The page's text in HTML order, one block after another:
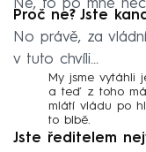
Ne, to po mně
Proč ne? Jste
No právě, za
v tuto chvíli…
My jsme vytáhli
a teď z toho
mlátí vládu po
to blbě.
Jste ředitelem